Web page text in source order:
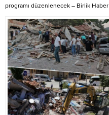
programı düzenlenecek – Birlik Haber